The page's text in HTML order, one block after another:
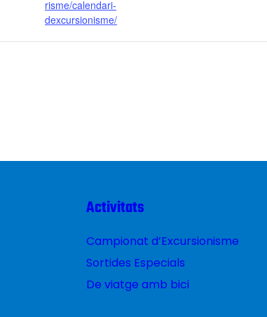
risme/calendari-
dexcursionisme/
Activitats
Campionat d’Excursionisme
Sortides Especials
De viatge amb bici